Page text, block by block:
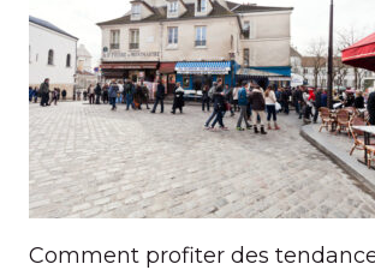
Comment profiter des